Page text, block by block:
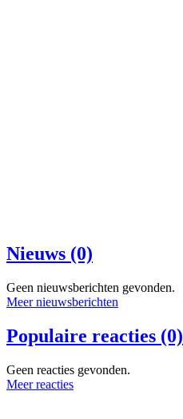
Nieuws (0)
Geen nieuwsberichten gevonden.
Meer nieuwsberichten
Populaire reacties (0)
Geen reacties gevonden.
Meer reacties